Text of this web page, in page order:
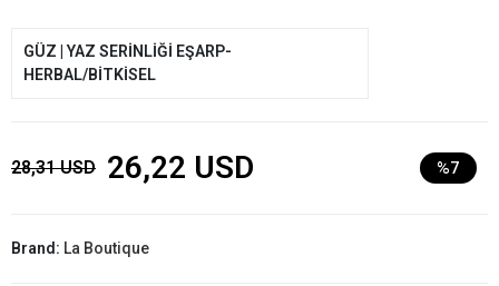
GÜZ | YAZ SERİNLİĞİ EŞARP-
HERBAL/BİTKİSEL
28,31 USD 26,22 USD %7
Brand: La Boutique